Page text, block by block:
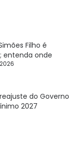
Filho é
entenda onde
do Governo
2027